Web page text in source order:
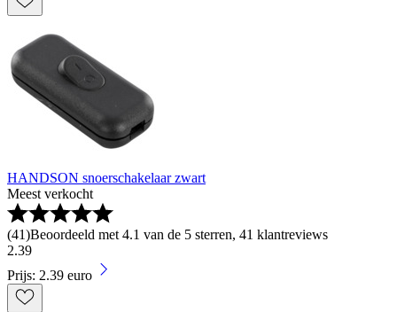
HANDSON snoerschakelaar zwart
Meest verkocht
(41)Beoordeeld met 4.1 van de 5 sterren, 41 klantreviews
2.39
Prijs: 2.39 euro